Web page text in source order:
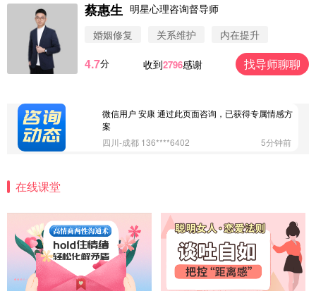
蔡惠生 明星心理咨询督导师
婚姻修复
关系维护 内在提升
4.7分 收到2796感谢 找导师聊聊
微信用户 Vnno 通过此页面咨询，已获得专属情感方
案
微信用户 大太阳 通过此页面咨询，已获得专属情感
微信用户 安康 通过此页面咨询，已获得专属情感方
案
四川-成都 136****6402
5分钟前
方案
上海-浦东 177****9074
56分钟前
微信用户 Liberty 通过此页面咨询，已获得专属情感
方案
广东-广州 188****5632
12分钟前
在线课堂